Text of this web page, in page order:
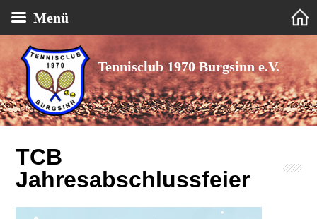
Tennisclub 1970 Burgsinn e.V.
TCB
Jahresabschlussfeier
Menü